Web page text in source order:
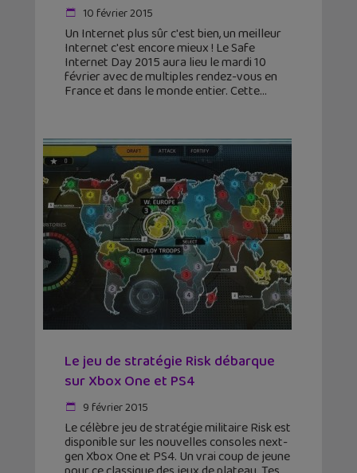
10 février 2015
Un Internet plus sûr c'est bien, un meilleur
Internet c'est encore mieux ! Le Safe
Internet Day 2015 aura lieu le mardi 10
février avec de multiples rendez-vous en
France et dans le monde entier. Cette
Le jeu de stratégie Risk débarque
sur Xbox One et PS4
9 février 2015
Le célèbre jeu de stratégie militaire Risk est
disponible sur les nouvelles consoles next-
gen Xbox One et PS4. Un vrai coup de jeune